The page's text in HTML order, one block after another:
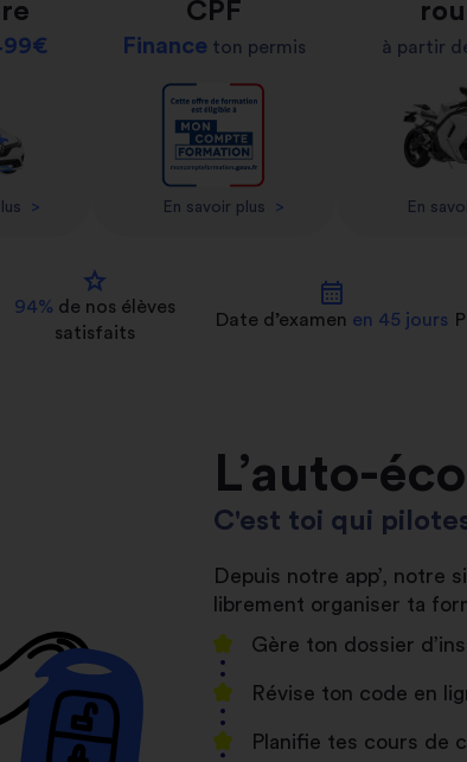
>
CPF
Financeton permis
En savoir plus >
à partir
En
star
94% de nos élèves
satisfaits
calendar_month
Date d’examen en 45 jours
L’auto-
C'est toi qui
Depuis notre app’, notre
librement organiser ta
Gère ton dossier
Révise ton code en
Planifie tes cours de